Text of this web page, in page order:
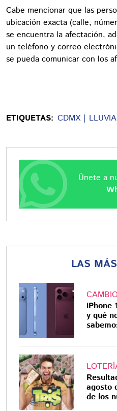
Cabe mencionar que las
ubicación exacta (calle,
se encuentra la afectación,
un teléfono y correo
se pueda comunicar con los
ETIQUETAS: CDMX
Únete a
LAS
iPhone
y qué
agosto
de los